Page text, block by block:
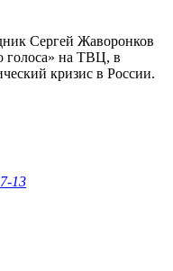
Сергей Жаворонков
голоса» на ТВЦ, в
кризис в России.
13